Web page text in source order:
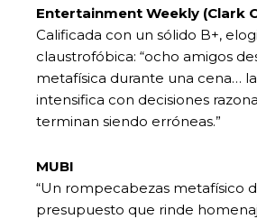
Entertainment Weekly (Clark
Calificada con un sólido B+,
claustrofóbica: “ocho amigos
metafísica durante una cena…
intensifica con decisiones
terminan siendo erróneas.”
MUBI
“Un rompecabezas metafísico
presupuesto que rinde